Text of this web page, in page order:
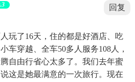
回复
玩了16天，住的都是好酒店、吃
车穿越、全车50多人服务108人，
自由行省心太多了。我们去年蜜
这是她最满意的一次旅行。现在